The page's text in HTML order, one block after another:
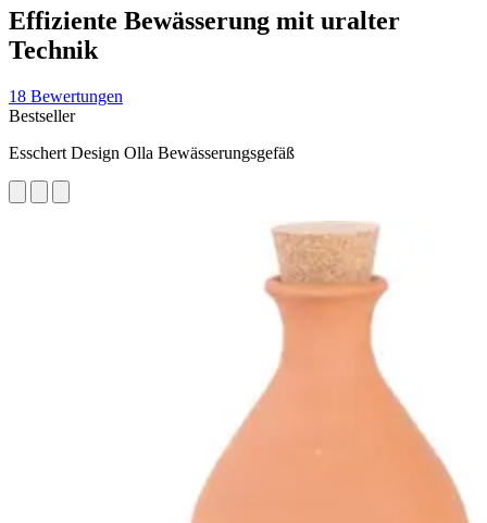
Effiziente Bewässerung mit uralter
Technik
18 Bewertungen
Bestseller
Esschert Design Olla Bewässerungsgefäß